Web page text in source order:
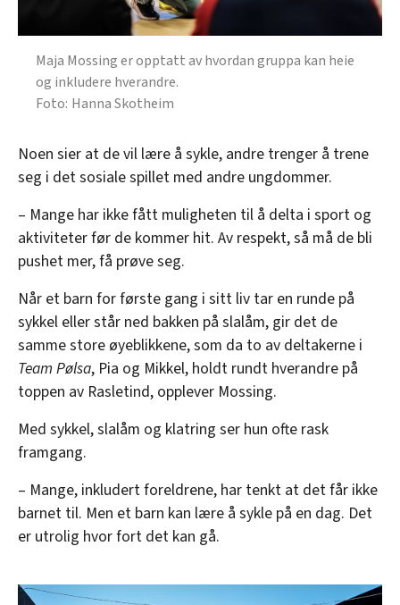
Maja Mossing er opptatt av hvordan gruppa kan heie
og inkludere hverandre.
Hanna Skotheim
Noen sier at de vil lære å sykle, andre trenger å trene
seg i det sosiale spillet med andre ungdommer.
– Mange har ikke fått muligheten til å delta i sport og
aktiviteter før de kommer hit. Av respekt, så må de bli
pushet mer, få prøve seg.
Når et barn for første gang i sitt liv tar en runde på
sykkel eller står ned bakken på slalåm, gir det de
samme store øyeblikkene, som da to av deltakerne i
Team Pølsa, Pia og Mikkel, holdt rundt hverandre på
toppen av Rasletind, opplever Mossing.
Med sykkel, slalåm og klatring ser hun ofte rask
framgang.
– Mange, inkludert foreldrene, har tenkt at det får ikke
barnet til. Men et barn kan lære å sykle på en dag. Det
er utrolig hvor fort det kan gå.